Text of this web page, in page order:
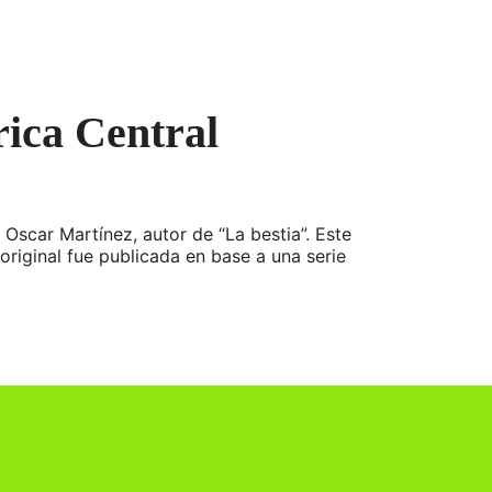
Central
Martínez, autor de “La bestia”. Este
fue publicada en base a una serie